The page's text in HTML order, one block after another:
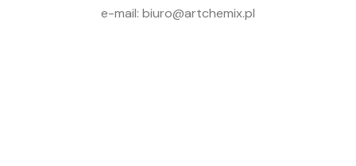
e-mail: biuro@artchemix.pl